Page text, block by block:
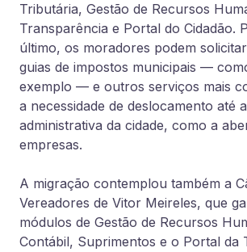
Tributária, Gestão de Recursos
Transparência e Portal do Cidadão.
último, os moradores podem
guias de impostos municipais —
exemplo — e outros serviços mais
a necessidade de deslocamento até
administrativa da cidade, como a
empresas.
A migração contemplou também a
Vereadores de Vitor Meireles, que
módulos de Gestão de Recursos
Contábil, Suprimentos e o Portal da